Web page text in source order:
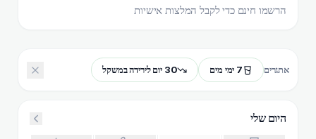
הרשמו חינם כדי לקבל המלצות אישיות
אתגרים 7 ימי מים 30 יום לירידה במשקל
היום שלי